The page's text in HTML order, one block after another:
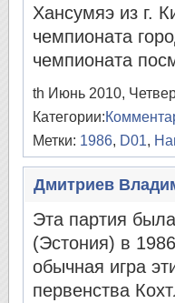
Хансумяэ из г.
чемпионата
чемпионата
th Июнь 2010,
Категории:
Метки: 1986, D01,
Дмитриев
Эта партия
(Эстония) в
обычная игра
первенства